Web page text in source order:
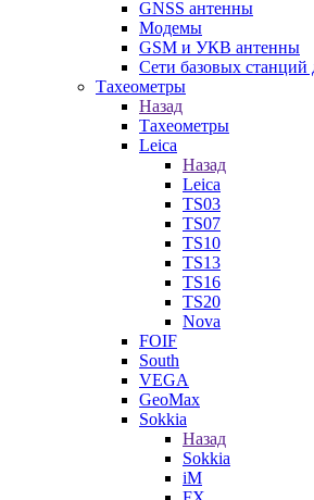
GNSS антенны
Модемы
GSM и УКВ антенны
Сети базовых станций
Тахеометры
Назад
Тахеометры
Leica
Назад
Leica
TS03
TS07
TS10
TS13
TS16
TS20
Nova
FOIF
South
VEGA
GeoMax
Sokkia
Назад
Sokkia
iM